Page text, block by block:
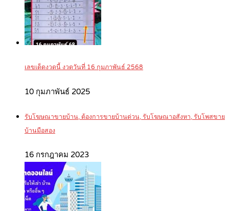
เลขเด็ดงวดนี้ งวดวันที่ 16 กุมภาพันธ์ 2568
10 กุมภาพันธ์ 2025
รับโฆษณาขายบ้าน, ต้องการขายบ้านด่วน, รับโฆษณาอสังหา, รับโพสขาย
บ้านมือสอง
16 กรกฎาคม 2023